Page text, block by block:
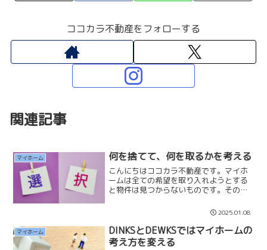
ココカラ不動産をフォローする
関連記事
マイホーム 何を捨てて、何を取るかを考える
こんにちはココカラ不動産です。マイホ
ームは全ての希望を取り入れようとする
と物件は見つからないものです。その場
だと思っています。もし駅近を優先した
いなら、少し狭い部屋でも受け入れなけ
ればいけませんし、建物の...
2025.01.08
マイホーム
DINKSとDEWKSではマイホームの
考え方を変える